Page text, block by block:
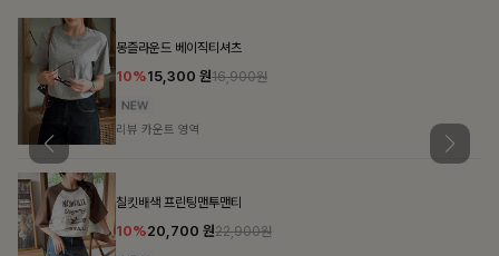
57,600
밴스트라이프 스트링원피스
25%35,100 원46,800원